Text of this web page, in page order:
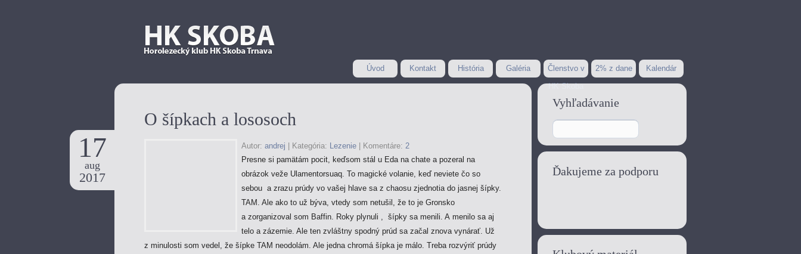
Úvod Kontakt História Galéria
Členstvo v
HK Skoba
2% z dane Kalendár
O šípkach a lososoch
17
aug
2017
Autor: andrej Kategória: Lezenie Komentáre: 2
Presne si pamätám pocit, keďsom stál u Eda na chate a pozeral na
obrázok veže Ulamentorsuaq. To magické volanie, keď neviete čo so
sebou a zrazu prúdy vo vašej hlave sa z chaosu zjednotia do jasnej šípky.
TAM. Ale ako to už býva, vtedy som netušil, že to je Gronsko
a zorganizoval som Baffin. Roky plynuli , šípky sa menili. A menilo sa aj
telo a zázemie. Ale ten zvláštny spodný prúd sa začal znova vynárať. Už
z minulosti som vedel, že šípke TAM neodolám. Ale jedna chromá šípka je málo. Treba rozvýriť prúdy
Vyhľadávanie
Ďakujeme za podporu